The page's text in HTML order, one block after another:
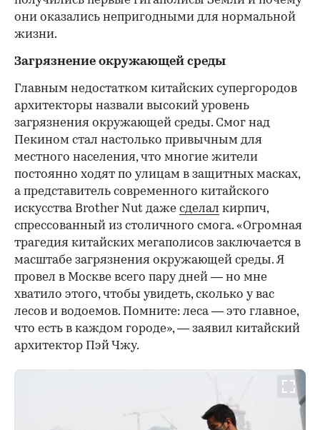
они оказались непригодными для нормальной
жизни.
Загрязнение окружающей среды
Главным недостатком китайских супергородов
архитекторы назвали высокий уровень
загрязнения окружающей среды. Смог над
Пекином стал настолько привычным для
местного населения, что многие жители
постоянно ходят по улицам в защитных масках,
а представитель современного китайского
искусства Brother Nut даже сделал кирпич,
спрессованный из столичного смога. «Огромная
трагедия китайских мегаполисов заключается в
масштабе загрязнения окружающей среды. Я
провел в Москве всего пару дней — но мне
хватило этого, чтобы увидеть, сколько у вас
лесов и водоемов. Помните: леса — это главное,
что есть в каждом городе», — заявил китайский
архитектор Пэй Чжу.